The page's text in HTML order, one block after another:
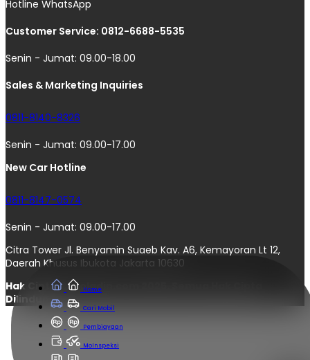
Home
Cari Mobil
Pembiayaan
MoInspeksi
Hotline WhatsApp
Customer Service: 0812-6688-5535
Senin - Jumat: 09.00-18.00
Sales & Marketing Inquiries
0811-8140-8326
Senin - Jumat: 09.00-17.00
New Car Hotline
0811-8147-0574
Senin - Jumat: 09.00-17.00
Citra Tower Jl. Benyamin Suaeb Kav. A6, Kemayoran Lt 12,
Daerah Khusus Ibukota Jakarta 10630
Hak Cipta © moladin.com 2025. Semua Hak Cipta
Dilindungi.